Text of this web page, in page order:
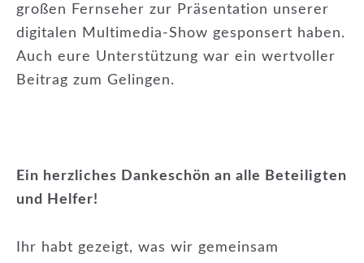
großen Fernseher zur Präsentation unserer
digitalen Multimedia-Show gesponsert haben.
Auch eure Unterstützung war ein wertvoller
Beitrag zum Gelingen.
Ein herzliches Dankeschön an alle Beteiligten
und Helfer!
Ihr habt gezeigt, was wir gemeinsam